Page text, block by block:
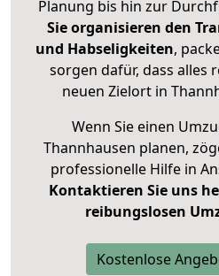
Planung bis hin zur
Sie organisieren den
und Habseligkeiten,
sorgen dafür, dass alles
neuen Zielort in
Wenn Sie einen
Thannhausen planen,
professionelle Hilfe in
Kontaktieren Sie uns
reibungslosen
Kostenlose